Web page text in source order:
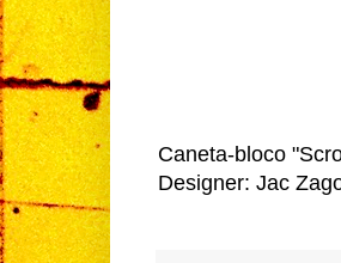
Caneta-bloco
Designer: Jac